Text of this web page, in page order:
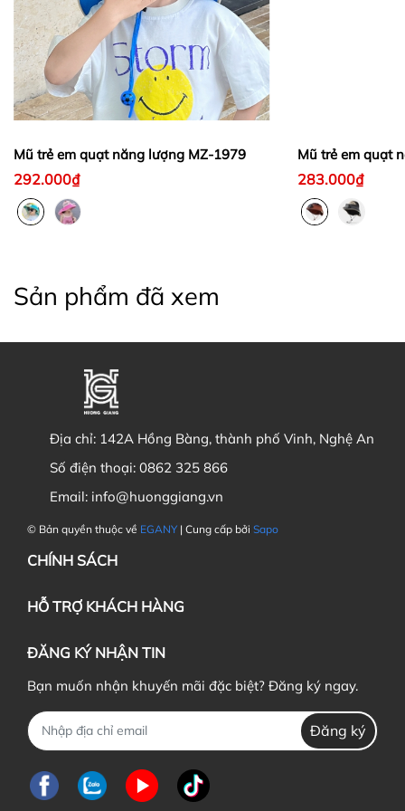
Mũ trẻ em quạt năng lượng MZ-1979
292.000₫
Mũ trẻ em quạt
283.000₫
Sản phẩm đã xem
Địa chỉ: 142A Hồng Bàng, thành phố Vinh, Nghệ An
Số điện thoại: 0862 325 866
Email: info@huonggiang.vn
© Bản quyền thuộc về EGANY | Cung cấp bởi Sapo
CHÍNH SÁCH
HỖ TRỢ KHÁCH HÀNG
ĐĂNG KÝ NHẬN TIN
Bạn muốn nhận khuyến mãi đặc biệt? Đăng ký ngay.
Đăng ký